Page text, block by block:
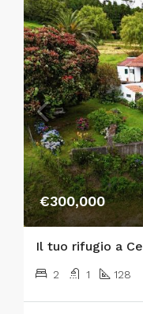
€300,000
2 1 128